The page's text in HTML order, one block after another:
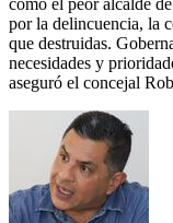
por la delincuencia, la
que destruidas.
necesidades y
aseguró el concejal